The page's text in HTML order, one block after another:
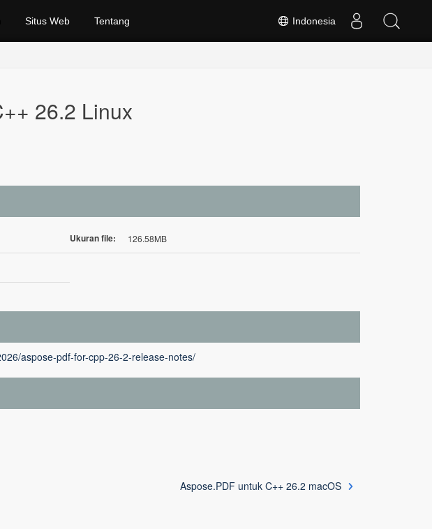
Indonesia
Situs Web Tentang
26.2 Linux
Ukuran file: 126.58MB
aspose-pdf-for-cpp-26-2-release-notes/
Aspose.PDF untuk C++ 26.2 macOS